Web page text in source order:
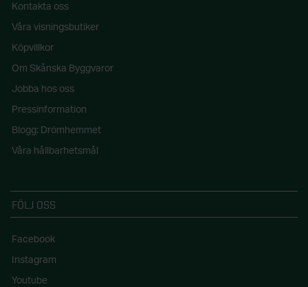
Kontakta oss
Våra visningsbutiker
Köpvillkor
Om Skånska Byggvaror
Jobba hos oss
Pressinformation
Blogg: Drömhemmet
Våra hållbarhetsmål
FÖLJ OSS
Facebook
Instagram
Youtube